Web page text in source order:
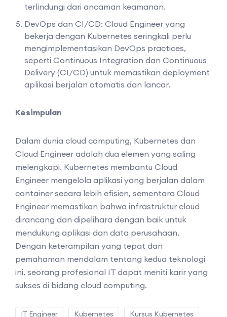
terlindungi dari ancaman keamanan.
DevOps dan CI/CD: Cloud Engineer yang
bekerja dengan Kubernetes seringkali perlu
mengimplementasikan DevOps practices,
seperti Continuous Integration dan Continuous
Delivery (CI/CD) untuk memastikan deployment
aplikasi berjalan otomatis dan lancar.
Kesimpulan
Dalam dunia cloud computing, Kubernetes dan
Cloud Engineer adalah dua elemen yang saling
melengkapi. Kubernetes membantu Cloud
Engineer mengelola aplikasi yang berjalan dalam
container secara lebih efisien, sementara Cloud
Engineer memastikan bahwa infrastruktur cloud
dirancang dan dipelihara dengan baik untuk
mendukung aplikasi dan data perusahaan.
Dengan keterampilan yang tepat dan
pemahaman mendalam tentang kedua teknologi
ini, seorang profesional IT dapat meniti karir yang
sukses di bidang cloud computing.
IT Engineer Kubernetes Kursus Kubernetes